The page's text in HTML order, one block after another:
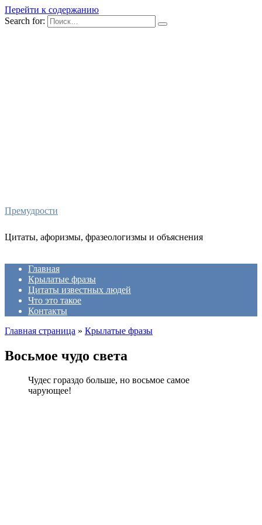
Перейти к содержанию
Search for:
Премудрости
Цитаты, афоризмы, фразеологизмы и объяснения
Главная
Крылатые фразы
Цитаты известных людей
Что это такое
Контакты
Главная страница » Крылатые фразы
Восьмое чудо света
Чудес гораздо больше, но восьмое самое
чарующее!